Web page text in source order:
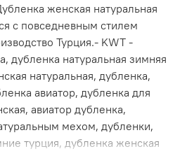
женская натуральная
с повседневным стилем
Турция.- KWT -
дубленка натуральная зимняя
натуральная, дубленка,
авиатор, дубленка для
авиатор дубленка,
мехом, дубленки,
турция, дубленка женская